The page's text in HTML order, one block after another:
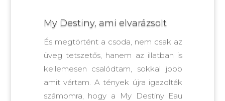
My Destiny, ami elvarázsolt
És megtörtént a csoda, nem csak az
üveg tetszetős, hanem az illatban is
kellemesen csalódtam, sokkal jobb
amit vártam. A tények újra igazolták
számomra, hogy a My Destiny Eau